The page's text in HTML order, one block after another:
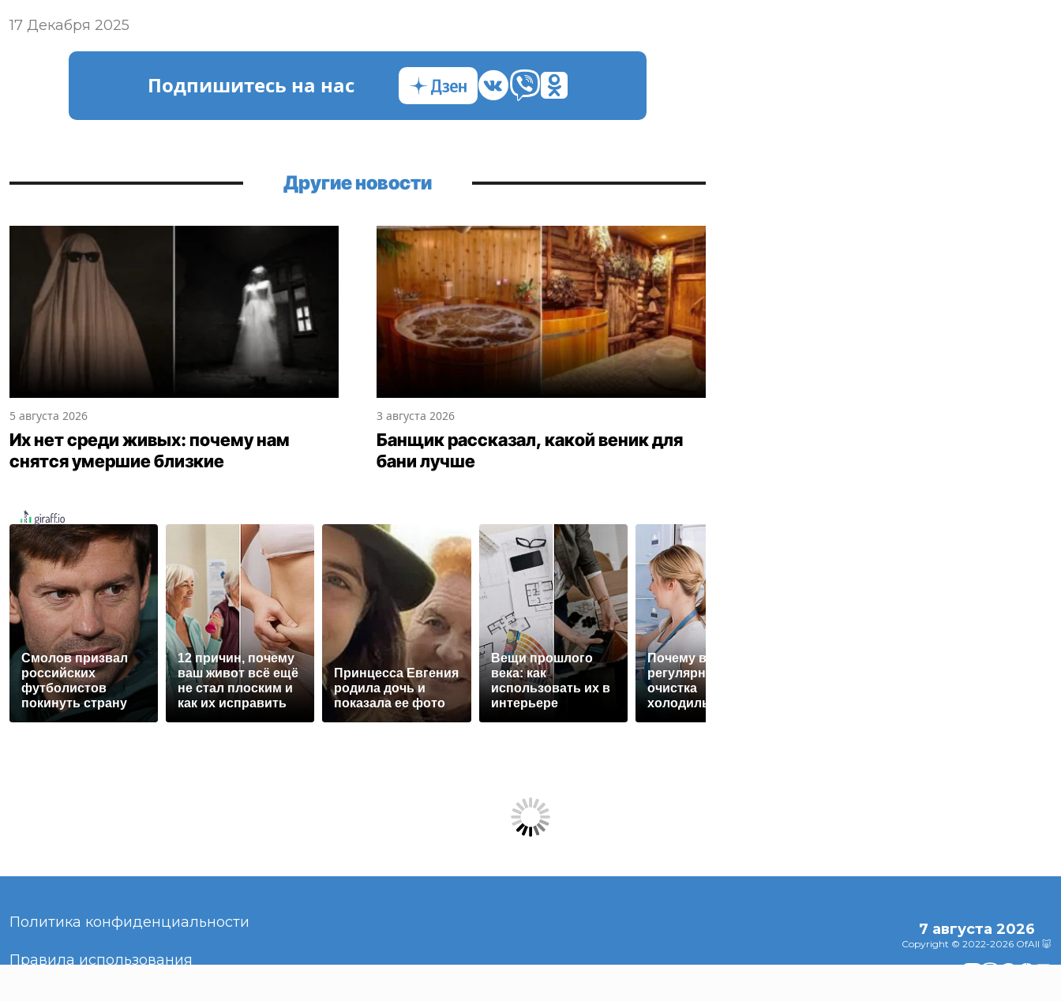
17 Декабря 2025
Подпишитесь на нас
Другие новости
5 августа 2026
Их нет среди живых: почему нам
снятся умершие близкие
3 августа 2026
Банщик рассказал, какой веник для
бани лучше
Смолов призвал
российских
футболистов
покинуть страну
12 причин, почему
ваш живот всё ещё
не стал плоским и
как их исправить
Принцесса Евгения
родила дочь и
показала ее фото
Вещи прошлого
века: как
использовать их в
интерьере
Почему важна
регулярная
очистка
холодильника:
Политика конфиденциальности
Правила использования
7 августа 2026
Copyright © 2022-2026 OfAll 🐷